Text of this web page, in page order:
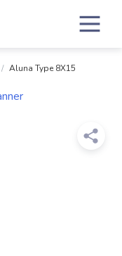
Aluna Type 8X15